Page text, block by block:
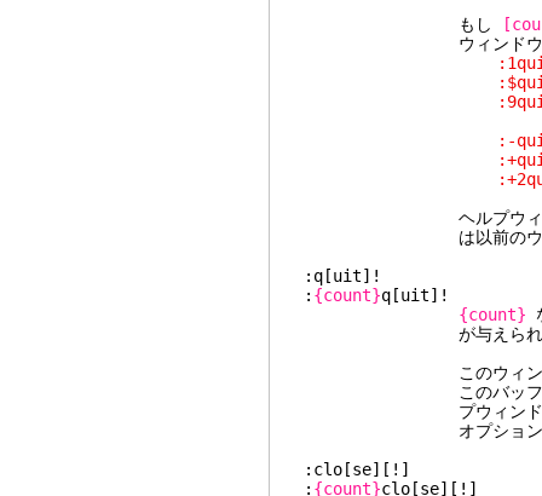
もし
ウィンドウが閉
:1quit " 最初の
:$quit " 最後の
:9quit " 最後の
:-quit " 前のウ
:+quit " 次のウ
:+2quit " 2 個先
ヘルプウィンドウを閉
は以前のウィンドウ
:q[uit]!
: {count}q[uit]!
{count}
が与えられた
このウィンドウがバッ
このバッファに対する
プウィンドウを除く)
オプションがセットさ
:clo[se][!]
: {count}clo[se][!]